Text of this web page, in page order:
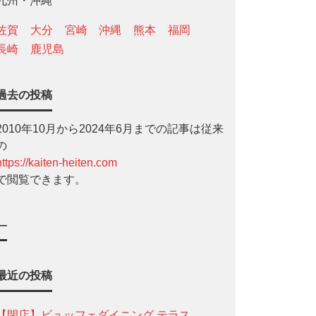
賀 大分 宮崎 沖縄 熊本
福岡
崎
鹿児島
去の投稿
年10月から2024年6月までの記事は従来
kaiten-heiten.com
閲覧できます。
近の投稿